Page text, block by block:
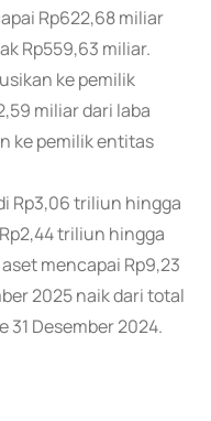
Rp622,68 miliar
Rp559,63 miliar.
ke pemilik
miliar dari laba
ke pemilik entitas
Rp3,06 triliun hingga
triliun hingga
mencapai Rp9,23
2025 naik dari total
31 Desember 2024.